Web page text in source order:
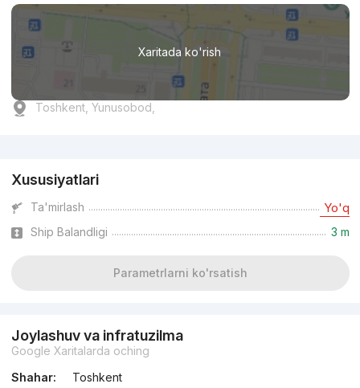
Xaritada ko'rish
Toshkent, Yunusobod,
Xususiyatlari
Ta'mirlash Yo'q
Ship Balandligi 3 m
Parametrlarni ko'rsatish
Joylashuv va infratuzilma
Google Xaritalarda oching
Shahar:
Toshkent